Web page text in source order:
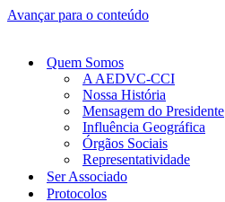
Avançar para o conteúdo
Quem Somos
A AEDVC-CCI
Nossa História
Mensagem do Presidente
Influência Geográfica
Órgãos Sociais
Representatividade
Ser Associado
Protocolos